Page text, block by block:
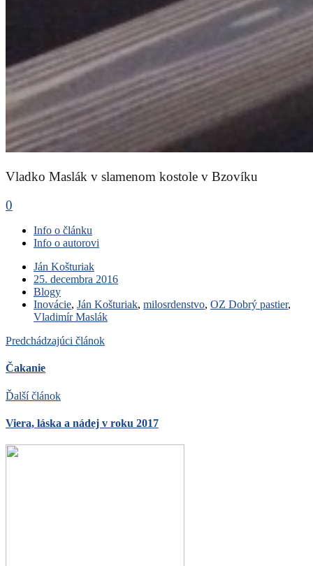
Vladko Maslák v slamenom kostole v Bzovíku
0
Info o článku
Info o autorovi
Ján Košturiak
25. decembra 2016
Blogy
Inovácie, Ján Košturiak, milosrdenstvo, OZ Dobrý pastier,
Vladimír Maslák
Predchádzajúci článok
Čakanie
Ďalší článok
Viera, láska a nádej v roku 2017